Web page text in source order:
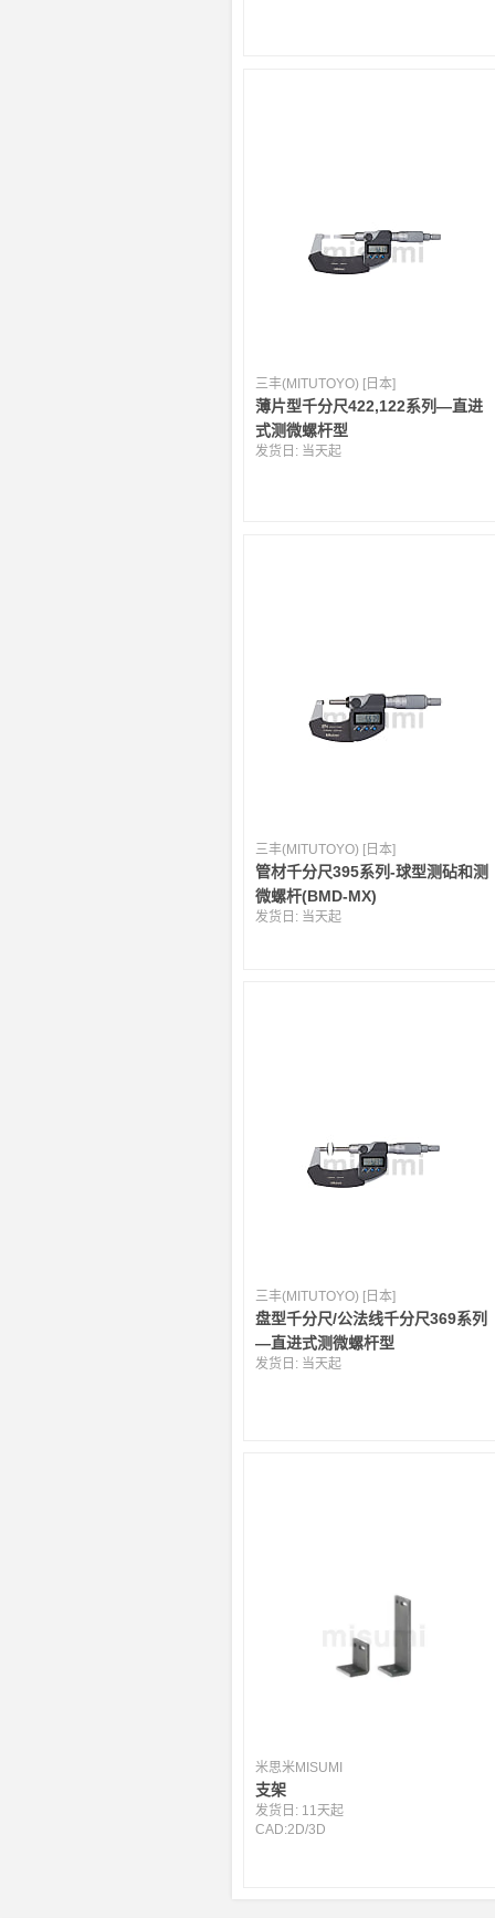
三丰(MITUTOYO) [日本]
薄片型千分尺422,122系列—直进
式测微螺杆型
发货日: 当天起
三丰(MITUTOYO) [日本]
管材千分尺395系列-球型测砧和测
微螺杆(BMD-MX)
发货日: 当天起
三丰(MITUTOYO) [日本]
盘型千分尺/公法线千分尺369系列
—直进式测微螺杆型
发货日: 当天起
米思米MISUMI
支架
发货日: 11天起
CAD:2D/3D